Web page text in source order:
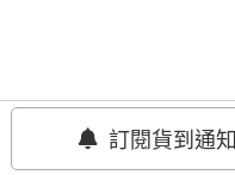
訂閱貨到通知